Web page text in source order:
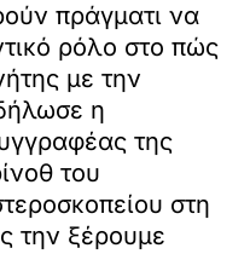
πράγματι να
ρόλο στο πώς
με την
η
της
του
στη
την ξέρουμε